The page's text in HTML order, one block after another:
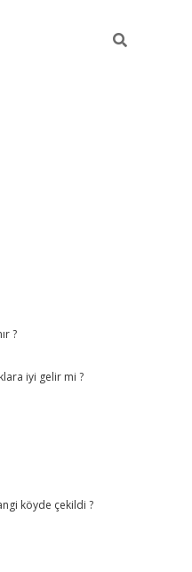
?
iyi gelir mi ?
köyde çekildi ?